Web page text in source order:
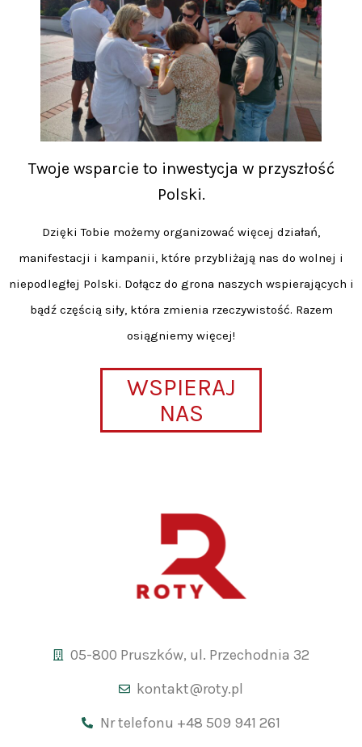
Twoje wsparcie to inwestycja w przyszłość
Polski.
Dzięki Tobie możemy organizować więcej działań,
manifestacji i kampanii, które przybliżają nas do wolnej i
niepodległej Polski. Dołącz do grona naszych wspierających i
bądź częścią siły, która zmienia rzeczywistość. Razem
osiągniemy więcej!
WSPIERAJ
NAS
05-800 Pruszków, ul. Przechodnia 32
kontakt@roty.pl
Nr telefonu +48 509 941 261